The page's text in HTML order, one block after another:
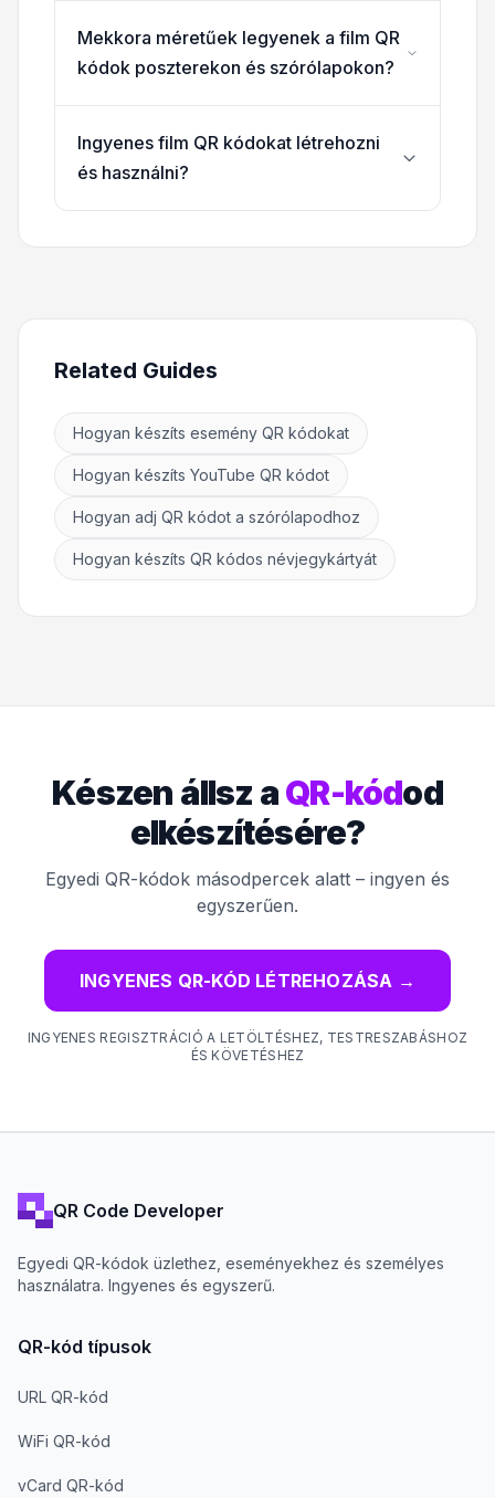
Mekkora méretűek legyenek a film QR
kódok poszterekon és szórólapokon?
Ingyenes film QR kódokat létrehozni
és használni?
Related Guides
Hogyan készíts esemény QR kódokat
Hogyan készíts YouTube QR kódot
Hogyan adj QR kódot a szórólapodhoz
Hogyan készíts QR kódos névjegykártyát
Készen állsz aQR-kódod
elkészítésére?
Egyedi QR-kódok másodpercek alatt – ingyen és
egyszerűen.
INGYENES QR-KÓD LÉTREHOZÁSA →
INGYENES REGISZTRÁCIÓ A LETÖLTÉSHEZ, TESTRESZABÁSHOZ
ÉS KÖVETÉSHEZ
QR Code Developer
Egyedi QR-kódok üzlethez, eseményekhez és személyes
használatra. Ingyenes és egyszerű.
QR-kód típusok
URL QR-kód
WiFi QR-kód
vCard QR-kód